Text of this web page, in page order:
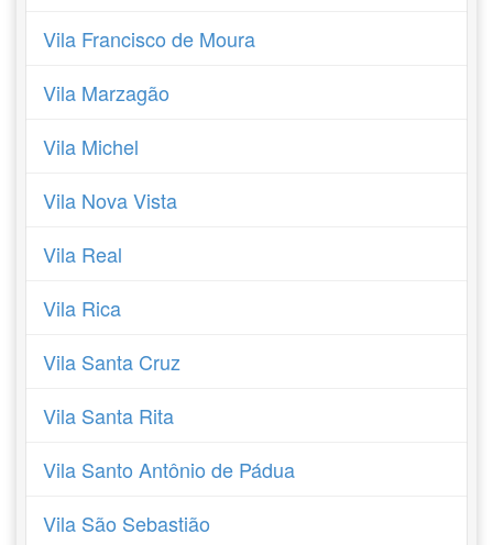
Vila Francisco de Moura
Vila Marzagão
Vila Michel
Vila Nova Vista
Vila Real
Vila Rica
Vila Santa Cruz
Vila Santa Rita
Vila Santo Antônio de Pádua
Vila São Sebastião